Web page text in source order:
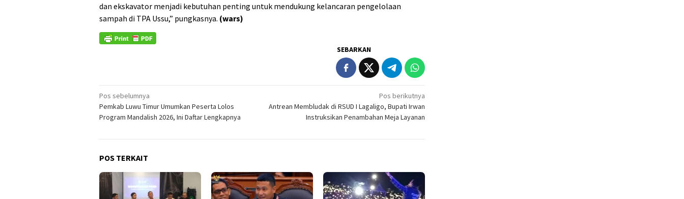
dan ekskavator menjadi kebutuhan penting untuk mendukung kelancaran pengelolaan
sampah di TPA Ussu,” pungkasnya. (wars)
SEBARKAN
Navigasi
pos
Pos sebelumnya
Pemkab Luwu Timur Umumkan Peserta Lolos
Program Mandalish 2026, Ini Daftar Lengkapnya
Pos berikutnya
Antrean Membludak di RSUD I Lagaligo, Bupati Irwan
Instruksikan Penambahan Meja Layanan
POS TERKAIT